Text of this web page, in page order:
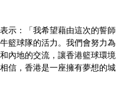
示：「我希望藉由這次的誓師
籃球隊的活力。我們會努力為
內地的交流，讓香港籃球環境
信，香港是一座擁有夢想的城